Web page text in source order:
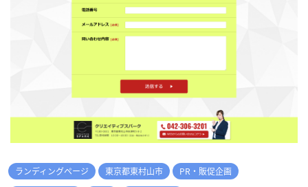
ランディングページ 東京都東村山市
PR・販促企画